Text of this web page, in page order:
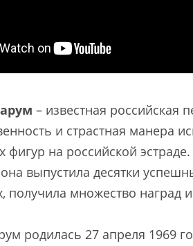
– известная российская
и страстная манера
фигур на российской
выпустила десятки
получила множество наград
родилась 27 апреля 1969